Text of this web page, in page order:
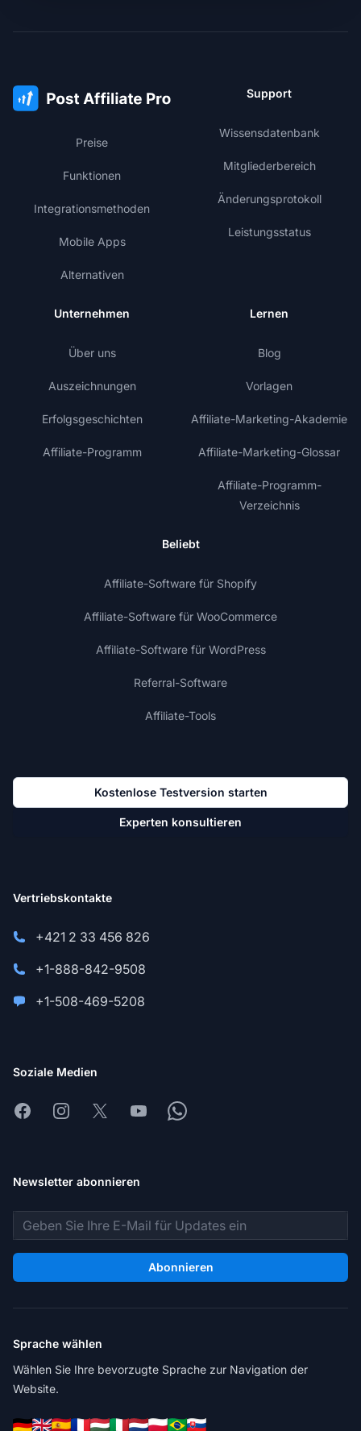
Preise
Funktionen
Integrationsmethoden
Mobile Apps
Alternativen
Support
Wissensdatenbank
Mitgliederbereich
Änderungsprotokoll
Leistungsstatus
Unternehmen
Über uns
Auszeichnungen
Erfolgsgeschichten
Affiliate-Programm
Lernen
Blog
Vorlagen
Affiliate-Marketing-Akademie
Affiliate-Marketing-Glossar
Affiliate-Programm-
Verzeichnis
Beliebt
Affiliate-Software für Shopify
Affiliate-Software für WooCommerce
Affiliate-Software für WordPress
Referral-Software
Affiliate-Tools
Kostenlose Testversion starten
Experten konsultieren
Vertriebskontakte
+421 2 33 456 826
+1-888-842-9508
+1-508-469-5208
Soziale Medien
FacebookInstagram
X YoutubeWhatsapp
Newsletter abonnieren
E-Mail-Adresse
Abonnieren
Sprache wählen
Wählen Sie Ihre bevorzugte Sprache zur Navigation der
Website.